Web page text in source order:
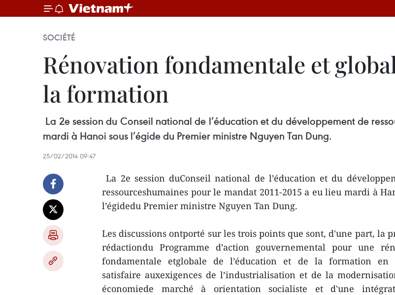
SOCIÉTÉ
Rénovation fondamentale et
la formation
La 2e session du Conseil national de l’éducation et du développement de
mardi à Hanoi sous l’égide du Premier ministre Nguyen Tan Dung.
25/02/2014 09:47
La 2e session duConseil national de l’éducation et du
ressourceshumaines pour le mandat 2011-2015 a eu lieu mardi à
l’égidedu Premier ministre Nguyen Tan Dung.
Les discussions ontporté sur les trois points que sont, d'une part, la
rédactiondu Programme d’action gouvernemental pour une
fondamentale etglobale de l’éducation et de la formation en
satisfaire auxexigences de l’industrialisation et de la
économiede marché à orientation socialiste et d'une